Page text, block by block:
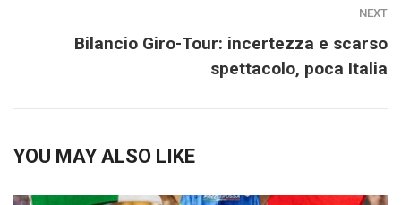
NEXT
Bilancio Giro-Tour: incertezza e scarso
spettacolo, poca Italia
YOU MAY ALSO LIKE